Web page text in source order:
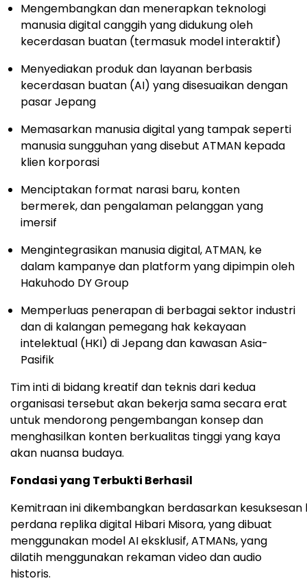
Mengembangkan dan menerapkan teknologi
manusia digital canggih yang didukung oleh
kecerdasan buatan (termasuk model interaktif)
Menyediakan produk dan layanan berbasis
kecerdasan buatan (AI) yang disesuaikan dengan
pasar Jepang
Memasarkan manusia digital yang tampak seperti
manusia sungguhan yang disebut ATMAN kepada
klien korporasi
Menciptakan format narasi baru, konten
bermerek, dan pengalaman pelanggan yang
imersif
Mengintegrasikan manusia digital, ATMAN, ke
dalam kampanye dan platform yang dipimpin oleh
Hakuhodo DY Group
Memperluas penerapan di berbagai sektor industri
dan di kalangan pemegang hak kekayaan
intelektual (HKI) di Jepang dan kawasan Asia-
Pasifik
Tim inti di bidang kreatif dan teknis dari kedua
organisasi tersebut akan bekerja sama secara erat
untuk mendorong pengembangan konsep dan
menghasilkan konten berkualitas tinggi yang kaya
akan nuansa budaya.
Fondasi yang Terbukti Berhasil
Kemitraan ini dikembangkan berdasarkan
perdana replika digital Hibari Misora, yang dibuat
menggunakan model AI eksklusif, ATMANs, yang
dilatih menggunakan rekaman video dan audio
historis.